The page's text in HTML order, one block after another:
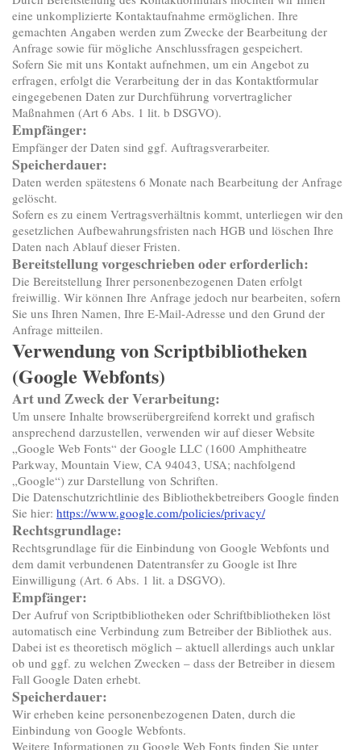
eine unkomplizierte Kontaktaufnahme ermöglichen. Ihre
gemachten Angaben werden zum Zwecke der Bearbeitung der
Anfrage sowie für mögliche Anschlussfragen gespeichert.
Sofern Sie mit uns Kontakt aufnehmen, um ein Angebot zu
erfragen, erfolgt die Verarbeitung der in das Kontaktformular
eingegebenen Daten zur Durchführung vorvertraglicher
Maßnahmen (Art 6 Abs. 1 lit. b DSGVO).
Empfänger:
Empfänger der Daten sind ggf. Auftragsverarbeiter.
Speicherdauer:
Daten werden spätestens 6 Monate nach Bearbeitung der Anfrage
gelöscht.
Sofern es zu einem Vertragsverhältnis kommt, unterliegen wir den
gesetzlichen Aufbewahrungsfristen nach HGB und löschen Ihre
Daten nach Ablauf dieser Fristen.
Bereitstellung vorgeschrieben oder erforderlich:
Die Bereitstellung Ihrer personenbezogenen Daten erfolgt
freiwillig. Wir können Ihre Anfrage jedoch nur bearbeiten, sofern
Sie uns Ihren Namen, Ihre E-Mail-Adresse und den Grund der
Anfrage mitteilen.
Verwendung von Scriptbibliotheken
(Google Webfonts)
Art und Zweck der Verarbeitung:
Um unsere Inhalte browserübergreifend korrekt und grafisch
ansprechend darzustellen, verwenden wir auf dieser Website
„Google Web Fonts“ der Google LLC (1600 Amphitheatre
Parkway, Mountain View, CA 94043, USA; nachfolgend
„Google“) zur Darstellung von Schriften.
Die Datenschutzrichtlinie des Bibliothekbetreibers Google finden
Sie hier: https://www.google.com/policies/privacy/
Rechtsgrundlage:
Rechtsgrundlage für die Einbindung von Google Webfonts und
dem damit verbundenen Datentransfer zu Google ist Ihre
Einwilligung (Art. 6 Abs. 1 lit. a DSGVO).
Empfänger:
Der Aufruf von Scriptbibliotheken oder Schriftbibliotheken löst
automatisch eine Verbindung zum Betreiber der Bibliothek aus.
Dabei ist es theoretisch möglich – aktuell allerdings auch unklar
ob und ggf. zu welchen Zwecken – dass der Betreiber in diesem
Fall Google Daten erhebt.
Speicherdauer:
Wir erheben keine personenbezogenen Daten, durch die
Einbindung von Google Webfonts.
Weitere Informationen zu Google Web Fonts finden Sie unter